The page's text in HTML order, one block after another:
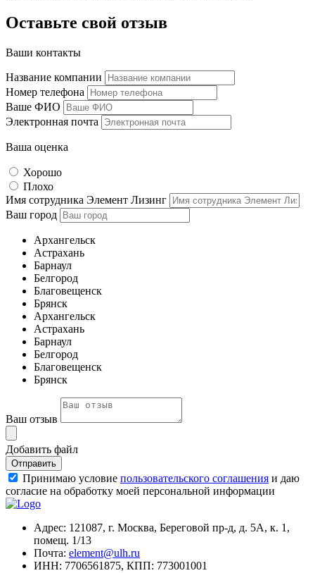
Оставьте свой отзыв
Ваши контакты
Название компании
Номер телефона
Ваше ФИО
Электронная почта
Ваша оценка
Хорошо
Плохо
Имя сотрудника Элемент Лизинг
Ваш город
Архангельск
Астрахань
Барнаул
Белгород
Благовещенск
Брянск
Архангельск
Астрахань
Барнаул
Белгород
Благовещенск
Брянск
Ваш отзыв
Добавить файл
Отправить
Принимаю условие пользовательского соглашения и даю
согласие на обработку моей персональной информации
Адрес: 121087, г. Москва, Береговой пр-д, д. 5А, к. 1,
помещ. 1/13
Почта: element@ulh.ru
ИНН: 7706561875, КПП: 773001001